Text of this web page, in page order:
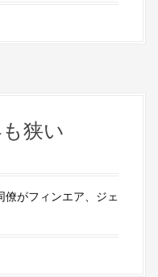
狭い
がフィンエア、ジェ